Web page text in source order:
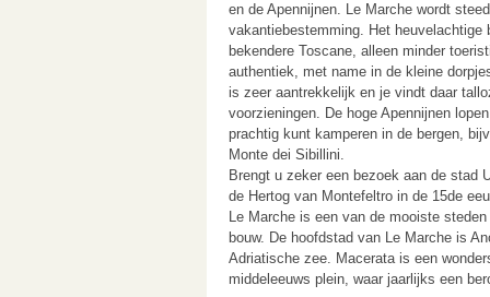
en de Apennijnen. Le Marche wordt
vakantiebestemming. Het
bekendere Toscane, alleen minder
authentiek, met name in de kleine
is zeer aantrekkelijk en je vindt daar
voorzieningen. De hoge Apennijnen
prachtig kunt kamperen in de bergen,
Monte dei Sibillini.
Brengt u zeker een bezoek aan de stad
de Hertog van Montefeltro in de 15de
Le Marche is een van de mooiste
bouw. De hoofdstad van Le Marche is
Adriatische zee. Macerata is een
middeleeuws plein, waar jaarlijks een